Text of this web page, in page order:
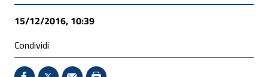
15/12/2016, 10:39
Condividi